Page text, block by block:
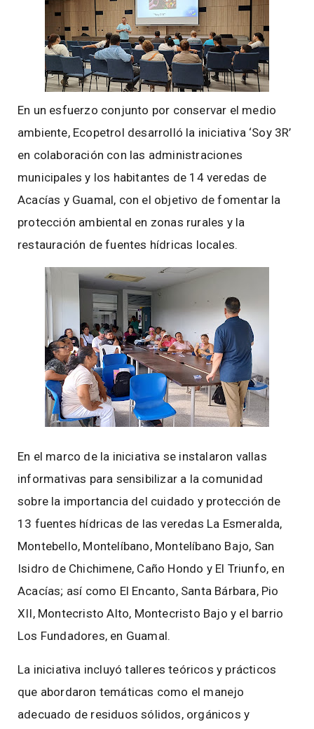
En un esfuerzo conjunto por conservar el medio
ambiente, Ecopetrol desarrolló la iniciativa ‘Soy 3R’
en colaboración con las administraciones
municipales y los habitantes de 14 veredas de
Acacías y Guamal, con el objetivo de fomentar la
protección ambiental en zonas rurales y la
restauración de fuentes hídricas locales.
En el marco de la iniciativa se instalaron vallas
informativas para sensibilizar a la comunidad
sobre la importancia del cuidado y protección de
13 fuentes hídricas de las veredas La Esmeralda,
Montebello, Montelíbano, Montelíbano Bajo, San
Isidro de Chichimene, Caño Hondo y El Triunfo, en
Acacías; así como El Encanto, Santa Bárbara, Pio
XII, Montecristo Alto, Montecristo Bajo y el barrio
Los Fundadores, en Guamal.
La iniciativa incluyó talleres teóricos y prácticos
que abordaron temáticas como el manejo
adecuado de residuos sólidos, orgánicos y